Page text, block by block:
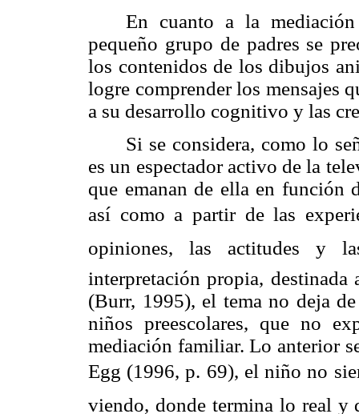
En cuanto a la
pequeño grupo de padres se
los contenidos de los dibujos
logre comprender los mensajes
a su desarrollo cognitivo y las
Si se considera, como lo
es un espectador activo de la
que emanan de ella en función
así como a partir de las
opiniones, las actitudes y
interpretación propia,
(Burr, 1995), el tema no deja
niños preescolares, que no
mediación familiar. Lo anterior
Egg (1996, p. 69), el niño no
viendo, donde termina lo real y